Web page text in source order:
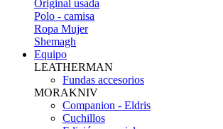
Original usada
Polo - camisa
Ropa Mujer
Shemagh
Equipo
LEATHERMAN
Fundas accesorios
MORAKNIV
Companion - Eldris
Cuchillos